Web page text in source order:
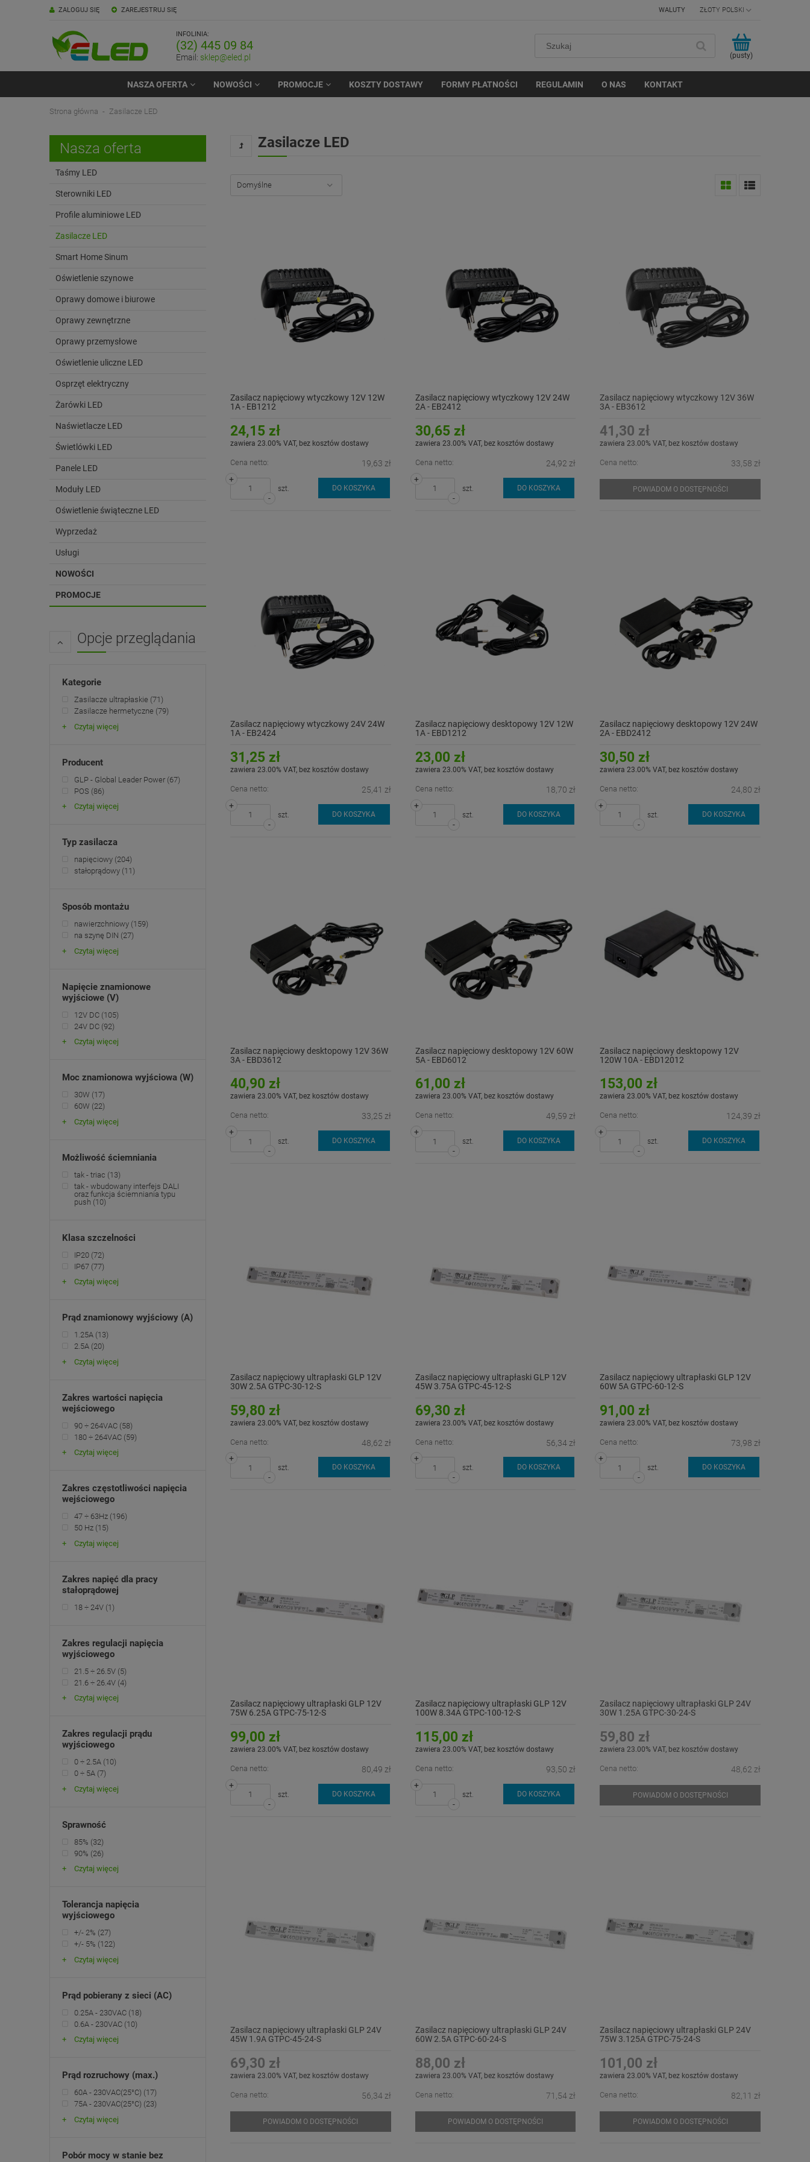
ZAREJESTRUJ SIĘ
ZALOGUJ SIĘ WALUTY
INFOLINIA:
(32) 445 09 84
Email: sklep@eled.pl (pusty)
NASZA OFERTA NOWOŚCI PROMOCJE KOSZTY DOSTAWY FORMY PŁATNOŚCI REGULAMIN O NAS KONTAKT
Strona główna Zasilacze LED
Nasza oferta
Taśmy LED
Sterowniki LED
Profile aluminiowe LED
Zasilacze LED
Smart Home Sinum
Oświetlenie szynowe
Oprawy domowe i biurowe
Oprawy zewnętrzne
Oprawy przemysłowe
Oświetlenie uliczne LED
Osprzęt elektryczny
Żarówki LED
Naświetlacze LED
Świetlówki LED
Panele LED
Moduły LED
Oświetlenie świąteczne LED
Wyprzedaż
Usługi
NOWOŚCI
PROMOCJE
Opcje przeglądania
Kategorie
Zasilacze ultrapłaskie (71)
Zasilacze hermetyczne (79)
Czytaj więcej
Producent
GLP - Global Leader Power (67)
POS (86)
Czytaj więcej
Typ zasilacza
napięciowy (204)
stałoprądowy (11)
Sposób montażu
nawierzchniowy (159)
na szynę DIN (27)
Czytaj więcej
Napięcie znamionowe
wyjściowe (V)
12V DC (105)
24V DC (92)
Czytaj więcej
Moc znamionowa wyjściowa (W)
30W (17)
60W (22)
Czytaj więcej
Możliwość ściemniania
tak - triac (13)
tak - wbudowany interfejs DALI
oraz funkcja ściemniania typu
push (10)
Klasa szczelności
IP20 (72)
IP67 (77)
Czytaj więcej
Prąd znamionowy wyjściowy (A)
1.25A (13)
2.5A (20)
Czytaj więcej
Zakres wartości napięcia
wejściowego
90 ÷ 264VAC (58)
180 ÷ 264VAC (59)
Czytaj więcej
Zakres częstotliwości napięcia
wejściowego
47 ÷ 63Hz (196)
50 Hz (15)
Czytaj więcej
Zakres napięć dla pracy
stałoprądowej
18 ÷ 24V (1)
Zakres regulacji napięcia
wyjściowego
21.5 ÷ 26.5V (5)
21.6 ÷ 26.4V (4)
Czytaj więcej
Zakres regulacji prądu
wyjściowego
0 ÷ 2.5A (10)
0 ÷ 5A (7)
Czytaj więcej
Sprawność
85% (32)
90% (26)
Czytaj więcej
Tolerancja napięcia
wyjściowego
+/- 2% (27)
+/- 5% (122)
Czytaj więcej
Prąd pobierany z sieci (AC)
0.25A - 230VAC (18)
0.6A - 230VAC (10)
Czytaj więcej
Prąd rozruchowy (max.)
60A - 230VAC(25°C) (17)
75A - 230VAC(25°C) (23)
Czytaj więcej
Pobór mocy w stanie bez
Zasilacze LED
Zasilacz napięciowy wtyczkowy 12V 12W
1A - EB1212
24,15 zł
zawiera 23.00% VAT, bez kosztów dostawy
Cena netto: 19,63 zł
-
+
szt. DO KOSZYKA
Zasilacz napięciowy wtyczkowy 12V 24W
2A - EB2412
30,65 zł
zawiera 23.00% VAT, bez kosztów dostawy
Cena netto: 24,92 zł
-
+
szt. DO KOSZYKA
Zasilacz napięciowy wtyczkowy 12V 36W
3A - EB3612
41,30 zł
zawiera 23.00% VAT, bez kosztów dostawy
Cena netto: 33,58 zł
POWIADOM O DOSTĘPNOŚCI
Zasilacz napięciowy wtyczkowy 24V 24W
1A - EB2424
31,25 zł
zawiera 23.00% VAT, bez kosztów dostawy
Cena netto: 25,41 zł
-
+
szt. DO KOSZYKA
Zasilacz napięciowy desktopowy 12V 12W
1A - EBD1212
23,00 zł
zawiera 23.00% VAT, bez kosztów dostawy
Cena netto: 18,70 zł
-
+
szt. DO KOSZYKA
Zasilacz napięciowy desktopowy 12V 24W
2A - EBD2412
30,50 zł
zawiera 23.00% VAT, bez kosztów dostawy
Cena netto: 24,80 zł
-
+
szt. DO KOSZYKA
Zasilacz napięciowy desktopowy 12V 36W
3A - EBD3612
40,90 zł
zawiera 23.00% VAT, bez kosztów dostawy
Cena netto: 33,25 zł
-
+
szt. DO KOSZYKA
Zasilacz napięciowy desktopowy 12V 60W
5A - EBD6012
61,00 zł
zawiera 23.00% VAT, bez kosztów dostawy
Cena netto: 49,59 zł
-
+
szt. DO KOSZYKA
Zasilacz napięciowy desktopowy 12V
120W 10A - EBD12012
153,00 zł
zawiera 23.00% VAT, bez kosztów dostawy
Cena netto: 124,39 zł
-
+
szt. DO KOSZYKA
Zasilacz napięciowy ultrapłaski GLP 12V
30W 2.5A GTPC-30-12-S
59,80 zł
zawiera 23.00% VAT, bez kosztów dostawy
Cena netto: 48,62 zł
-
+
szt. DO KOSZYKA
Zasilacz napięciowy ultrapłaski GLP 12V
45W 3.75A GTPC-45-12-S
69,30 zł
zawiera 23.00% VAT, bez kosztów dostawy
Cena netto: 56,34 zł
-
+
szt. DO KOSZYKA
Zasilacz napięciowy ultrapłaski GLP 12V
60W 5A GTPC-60-12-S
91,00 zł
zawiera 23.00% VAT, bez kosztów dostawy
Cena netto: 73,98 zł
-
+
szt. DO KOSZYKA
Zasilacz napięciowy ultrapłaski GLP 12V
75W 6.25A GTPC-75-12-S
99,00 zł
zawiera 23.00% VAT, bez kosztów dostawy
Cena netto: 80,49 zł
-
+
szt. DO KOSZYKA
Zasilacz napięciowy ultrapłaski GLP 12V
100W 8.34A GTPC-100-12-S
115,00 zł
zawiera 23.00% VAT, bez kosztów dostawy
Cena netto: 93,50 zł
-
+
szt. DO KOSZYKA
Zasilacz napięciowy ultrapłaski GLP 24V
30W 1.25A GTPC-30-24-S
59,80 zł
zawiera 23.00% VAT, bez kosztów dostawy
Cena netto: 48,62 zł
POWIADOM O DOSTĘPNOŚCI
Zasilacz napięciowy ultrapłaski GLP 24V
45W 1.9A GTPC-45-24-S
69,30 zł
zawiera 23.00% VAT, bez kosztów dostawy
Cena netto: 56,34 zł
POWIADOM O DOSTĘPNOŚCI
Zasilacz napięciowy ultrapłaski GLP 24V
60W 2.5A GTPC-60-24-S
88,00 zł
zawiera 23.00% VAT, bez kosztów dostawy
Cena netto: 71,54 zł
POWIADOM O DOSTĘPNOŚCI
Zasilacz napięciowy ultrapłaski GLP 24V
75W 3.125A GTPC-75-24-S
101,00 zł
zawiera 23.00% VAT, bez kosztów dostawy
Cena netto: 82,11 zł
POWIADOM O DOSTĘPNOŚCI